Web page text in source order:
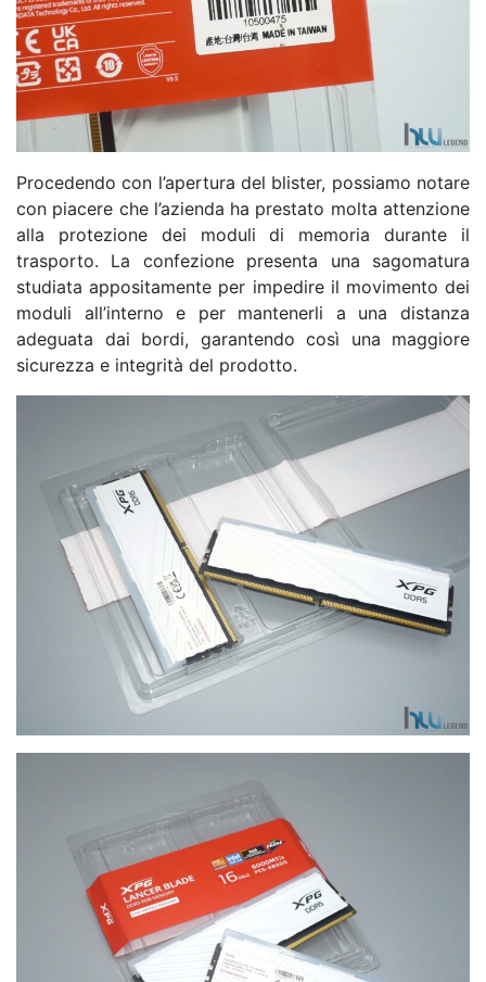
Procedendo con l’apertura del blister, possiamo notare
con piacere che l’azienda ha prestato molta attenzione
alla protezione dei moduli di memoria durante il
trasporto. La confezione presenta una sagomatura
studiata appositamente per impedire il movimento dei
moduli all’interno e per mantenerli a una distanza
adeguata dai bordi, garantendo così una maggiore
sicurezza e integrità del prodotto.